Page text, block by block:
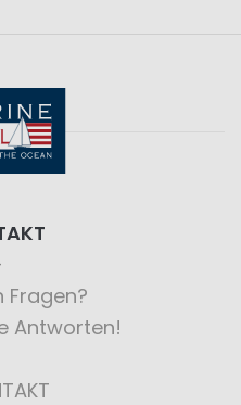
Fragen?
Antworten!